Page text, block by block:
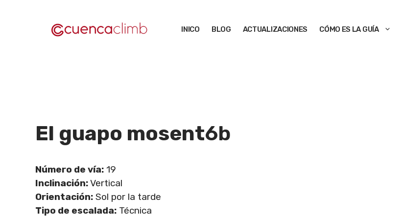
INICO BLOG ACTUALIZACIONES CÓMO ES LA GUÍA
El guapo mosent6b
Número de vía: 19
Inclinación:Vertical
Orientación: Sol por la tarde
Tipo de escalada: Técnica